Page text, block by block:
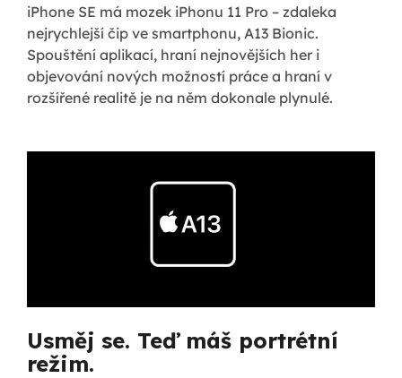
iPhone SE má mozek iPhonu 11 Pro – zdaleka
nejrychlejší čip ve smartphonu, A13 Bionic.
Spouštění aplikací, hraní nejnovějších her i
objevování nových možností práce a hraní v
rozšířené realitě je na něm dokonale plynulé.
Usměj se. Teď máš portrétní
režim.